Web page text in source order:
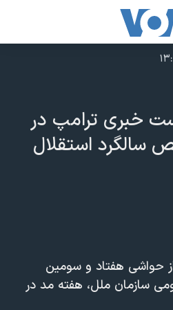
خبری ترامپ در
سالگرد استقلال
حواشی هفتاد و سومین
سازمان ملل، هفته مد در